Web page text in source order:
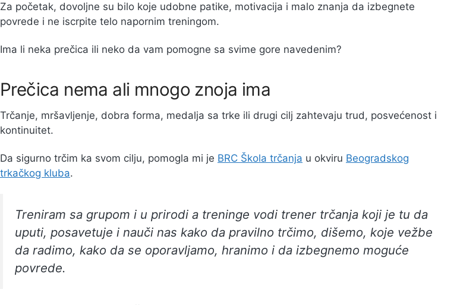
Za početak, dovoljne su bilo koje udobne patike, motivacija i malo znanja da izbegnete
povrede i ne iscrpite telo napornim treningom.
Ima li neka prečica ili neko da vam pomogne sa svime gore navedenim?
Prečica nema ali mnogo znoja ima
Trčanje, mršavljenje, dobra forma, medalja sa trke ili drugi cilj zahtevaju trud, posvećenost i
kontinuitet.
Da sigurno trčim ka svom cilju, pomogla mi je BRC Škola trčanja u okviru Beogradskog
trkačkog kluba.
Treniram sa grupom i u prirodi a treninge vodi trener trčanja koji je tu da
uputi, posavetuje i nauči nas kako da pravilno trčimo, dišemo, koje vežbe
da radimo, kako da se oporavljamo, hranimo i da izbegnemo moguće
povrede.